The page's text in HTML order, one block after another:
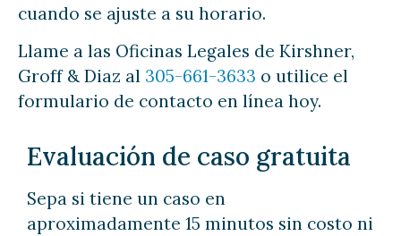
cuando se ajuste a su horario.
Llame a las Oficinas Legales de Kirshner,
Groff & Diaz al 305-661-3633 o utilice el
formulario de contacto en línea hoy.
Evaluación de caso gratuita
Sepa si tiene un caso en
aproximadamente 15 minutos sin costo ni